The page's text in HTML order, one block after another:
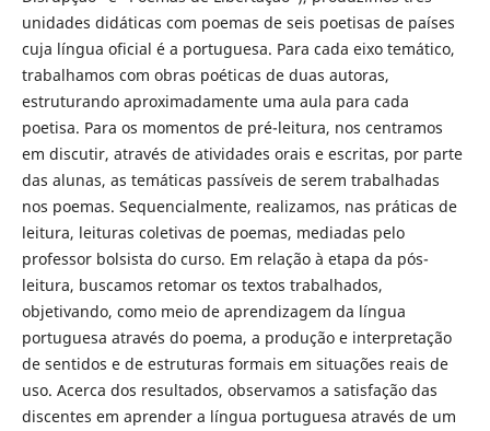
unidades didáticas com poemas de seis poetisas de países
cuja língua oficial é a portuguesa. Para cada eixo temático,
trabalhamos com obras poéticas de duas autoras,
estruturando aproximadamente uma aula para cada
poetisa. Para os momentos de pré-leitura, nos centramos
em discutir, através de atividades orais e escritas, por parte
das alunas, as temáticas passíveis de serem trabalhadas
nos poemas. Sequencialmente, realizamos, nas práticas de
leitura, leituras coletivas de poemas, mediadas pelo
professor bolsista do curso. Em relação à etapa da pós-
leitura, buscamos retomar os textos trabalhados,
objetivando, como meio de aprendizagem da língua
portuguesa através do poema, a produção e interpretação
de sentidos e de estruturas formais em situações reais de
uso. Acerca dos resultados, observamos a satisfação das
discentes em aprender a língua portuguesa através de um